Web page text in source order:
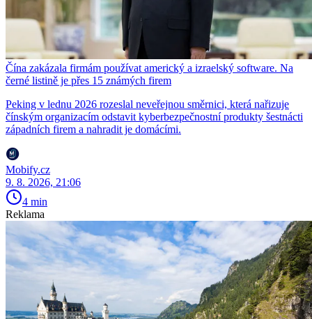
Čína zakázala firmám používat americký a izraelský software. Na
černé listině je přes 15 známých firem
Peking v lednu 2026 rozeslal neveřejnou směrnici, která nařizuje
čínským organizacím odstavit kyberbezpečnostní produkty šestnácti
západních firem a nahradit je domácími.
Mobify.cz
9. 8. 2026, 21:06
4 min
Reklama